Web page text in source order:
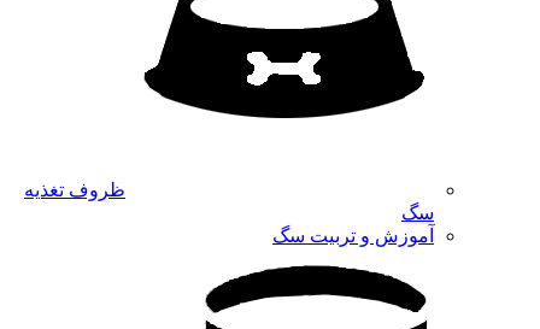
ظروف تغذیه
سگ
آموزش و تربیت سگ